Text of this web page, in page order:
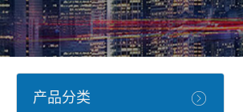
产品分类